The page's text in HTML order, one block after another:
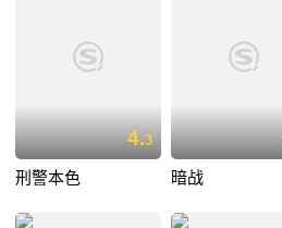
4.3
刑警本色 暗战